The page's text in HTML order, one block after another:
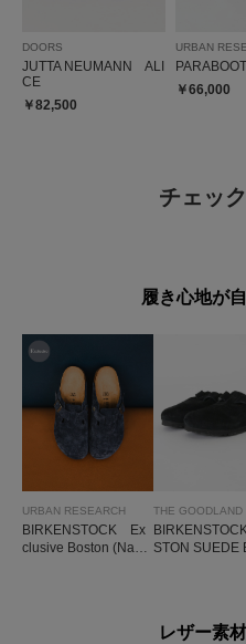
DOORS
JUTTA NEUMANN ALI
CE
￥82,500
URBAN
￥66,000
チェッ
履き心地が
URBAN RESEARCH
BIRKENSTOCK Ex
clusive Boston (Narr
STON SUEDE
レザー素